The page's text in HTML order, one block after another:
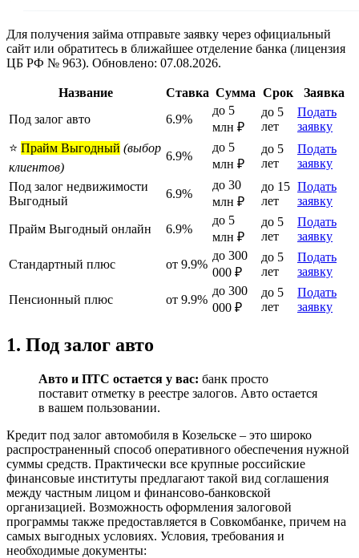
Для получения займа отправьте заявку через официальный
сайт или обратитесь в ближайшее отделение банка (лицензия
ЦБ РФ № 963). Обновлено: 07.08.2026.
Название Ставка Сумма Срок
Заявка
Под залог авто
6.9%
до 5
млн ₽
до 5
лет
Подать
заявку
⭐ Прайм Выгодный (выбор
клиентов)
6.9%
до 5
млн ₽
до 5
лет
Подать
заявку
Под залог недвижимости
Выгодный
6.9%
до 30
млн ₽
до 15
лет
Подать
заявку
Прайм Выгодный онлайн 6.9%
до 5
млн ₽
до 5
лет
Подать
заявку
Стандартный плюс от 9.9%
до 300
000 ₽
до 5
лет
Подать
заявку
Пенсионный плюс от 9.9%
до 300
000 ₽
до 5
лет
Подать
заявку
1. Под залог авто
Авто и ПТС остается у вас: банк просто
поставит отметку в реестре залогов. Авто остается
в вашем пользовании.
Кредит под залог автомобиля в Козельске – это широко
распространенный способ оперативного обеспечения нужной
суммы средств. Практически все крупные российские
финансовые институты предлагают такой вид соглашения
между частным лицом и финансово-банковской
организацией. Возможность оформления залоговой
программы также предоставляется в Совкомбанке, причем на
самых выгодных условиях. Условия, требования и
необходимые документы: